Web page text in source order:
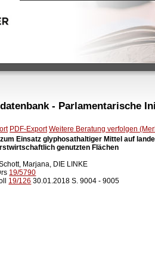
- Parlamentarische
PDF-Export Weitere Beratung verfolgen
Einsatz glyphosathaltiger Mittel auf
genutzten Flächen
Schott, Marjana, DIE LINKE
19/5790
19/126 30.01.2018 S. 9004 - 9005